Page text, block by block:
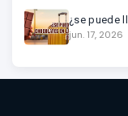
¿se puede
jun. 17, 2026